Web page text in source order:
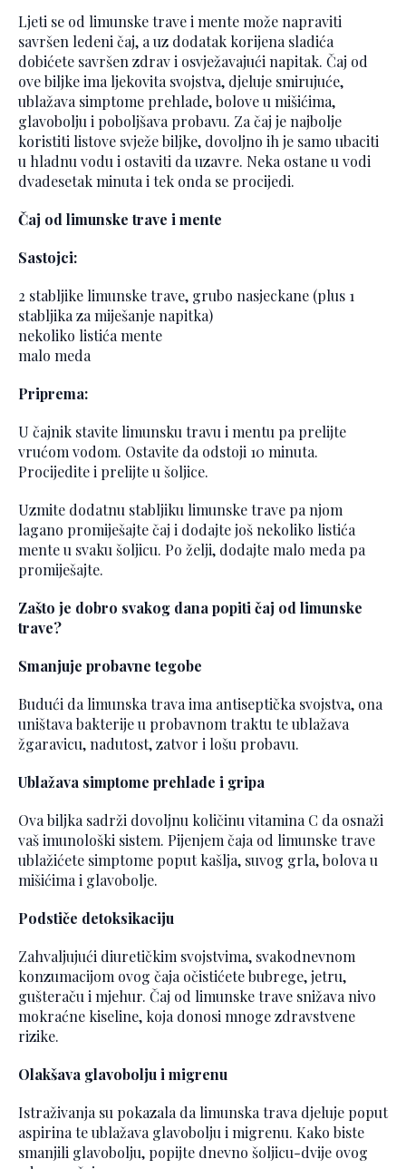
Ljeti se od limunske trave i mente može napraviti
savršen ledeni čaj, a uz dodatak korijena sladića
dobićete savršen zdrav i osvježavajući napitak. Čaj od
ove biljke ima ljekovita svojstva, djeluje smirujuće,
ublažava simptome prehlade, bolove u mišićima,
glavobolju i poboljšava probavu. Za čaj je najbolje
koristiti listove svježe biljke, dovoljno ih je samo ubaciti
u hladnu vodu i ostaviti da uzavre. Neka ostane u vodi
dvadesetak minuta i tek onda se procijedi.
Čaj od limunske trave i mente
Sastojci:
2 stabljike limunske trave, grubo nasjeckane (plus 1
stabljika za miješanje napitka)
nekoliko listića mente
malo meda
Priprema:
U čajnik stavite limunsku travu i mentu pa prelijte
vrućom vodom. Ostavite da odstoji 10 minuta.
Procijedite i prelijte u šoljice.
Uzmite dodatnu stabljiku limunske trave pa njom
lagano promiješajte čaj i dodajte još nekoliko listića
mente u svaku šoljicu. Po želji, dodajte malo meda pa
promiješajte.
Zašto je dobro svakog dana popiti čaj od limunske
trave?
Smanjuje probavne tegobe
Budući da limunska trava ima antiseptička svojstva, ona
uništava bakterije u probavnom traktu te ublažava
žgaravicu, nadutost, zatvor i lošu probavu.
Ublažava simptome prehlade i gripa
Ova biljka sadrži dovoljnu količinu vitamina C da osnaži
vaš imunološki sistem. Pijenjem čaja od limunske trave
ublažićete simptome poput kašlja, suvog grla, bolova u
mišićima i glavobolje.
Podstiče detoksikaciju
Zahvaljujući diuretičkim svojstvima, svakodnevnom
konzumacijom ovog čaja očistićete bubrege, jetru,
gušteraču i mjehur. Čaj od limunske trave snižava nivo
mokraćne kiseline, koja donosi mnoge zdravstvene
rizike.
Olakšava glavobolju i migrenu
Istraživanja su pokazala da limunska trava djeluje poput
aspirina te ublažava glavobolju i migrenu. Kako biste
smanjili glavobolju, popijte dnevno šoljicu-dvije ovog